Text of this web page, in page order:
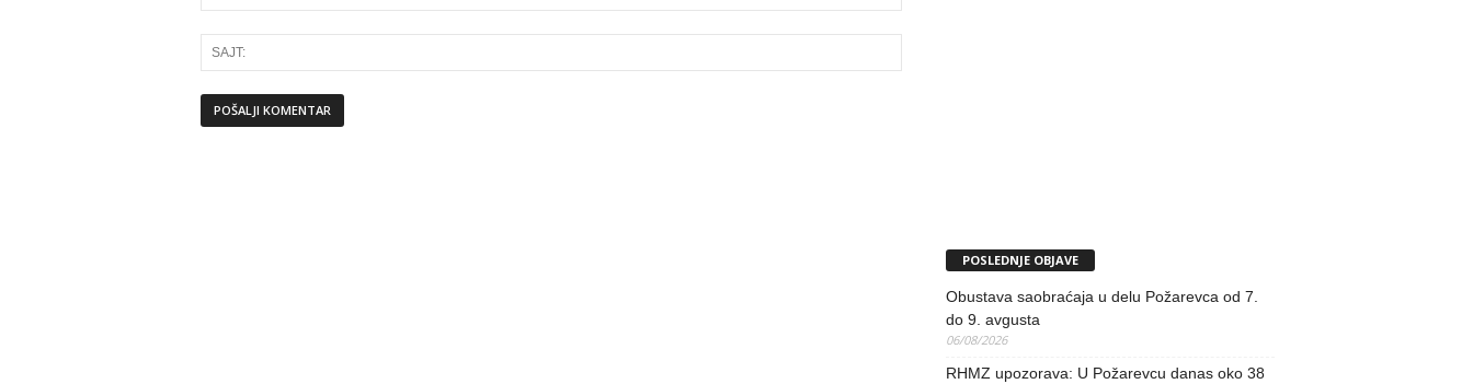
POSLEDNJE OBJAVE
Obustava saobraćaja u delu Požarevca od 7.
do 9. avgusta
06/08/2026
RHMZ upozorava: U Požarevcu danas oko 38